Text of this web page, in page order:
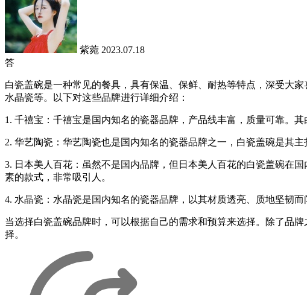
紫菀 2023.07.18
答
白瓷盖碗是一种常见的餐具，具有保温、保鲜、耐热等特点，深受大
水晶瓷等。以下对这些品牌进行详细介绍：
1. 千禧宝：千禧宝是国内知名的瓷器品牌，产品线丰富，质量可靠。
2. 华艺陶瓷：华艺陶瓷也是国内知名的瓷器品牌之一，白瓷盖碗是其
3. 日本美人百花：虽然不是国内品牌，但日本美人百花的白瓷盖碗在
素的款式，非常吸引人。
4. 水晶瓷：水晶瓷是国内知名的瓷器品牌，以其材质透亮、质地坚韧
当选择白瓷盖碗品牌时，可以根据自己的需求和预算来选择。除了品
择。